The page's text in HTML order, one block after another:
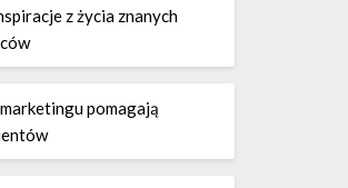
z życia znanych
marketingu pomagają